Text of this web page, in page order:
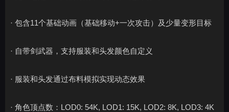
· 包含11个基础动画（基础移动+一次攻击）及少量变形目标
· 自带剑武器，支持服装和头发颜色自定义
· 服装和头发通过布料模拟实现动态效果
· 角色顶点数：LOD0: 54K, LOD1: 15K, LOD2: 8K, LOD3: 4K